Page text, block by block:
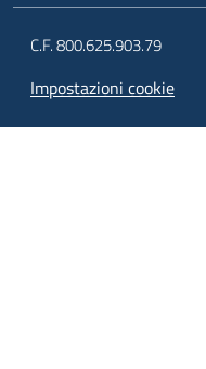
C.F. 800.625.903.79
Impostazioni cookie